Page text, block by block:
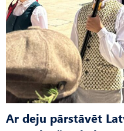
Ar deju pārstāvēt